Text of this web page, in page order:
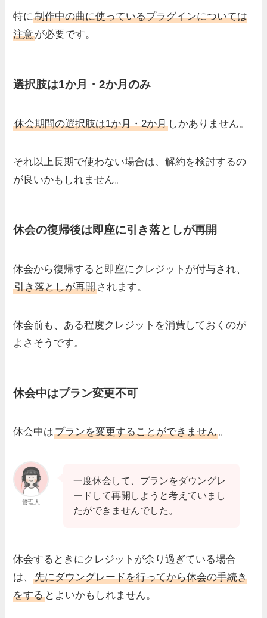
特に制作中の曲に使っているプラグインについては
注意が必要です。
選択肢は1か月・2か月のみ
休会期間の選択肢は1か月・2か月 しかありません。
それ以上長期で使わない場合は、解約を検討するの
が良いかもしれません。
休会の復帰後は即座に引き落としが再開
休会から復帰すると即座にクレジットが付与され、
引き落としが再開されます。
休会前も、ある程度クレジットを消費しておくのが
よさそうです。
休会中はプラン変更不可
休会中はプランを変更することができません。
管理人
一度休会して、プランをダウングレ
ードして再開しようと考えていまし
たができませんでした。
休会するときにクレジットが余り過ぎている場合
は、先にダウングレードを行ってから休会の手続き
をする とよいかもしれません。